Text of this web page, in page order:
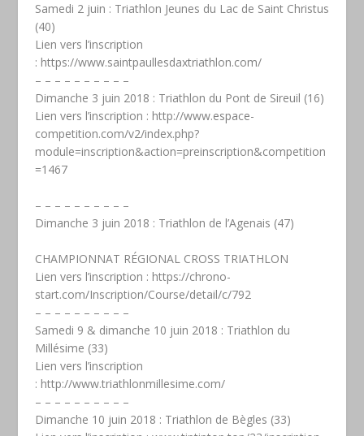
Samedi 2 juin : Triathlon Jeunes du Lac de Saint Christus
(40)
Lien vers l’inscription
: https://www.saintpaullesdaxtriathlon.com/
– – – – – – – – – –
Dimanche 3 juin 2018 : Triathlon du Pont de Sireuil (16)
Lien vers l’inscription : http://www.espace-
competition.com/v2/index.php?
module=inscription&action=preinscription&competition
=1467
– – – – – – – – – –
Dimanche 3 juin 2018 : Triathlon de l’Agenais (47)
CHAMPIONNAT RÉGIONAL CROSS TRIATHLON
Lien vers l’inscription : https://chrono-
start.com/Inscription/Course/detail/c/792
– – – – – – – – – –
Samedi 9 & dimanche 10 juin 2018 : Triathlon du
Millésime (33)
Lien vers l’inscription
: http://www.triathlonmillesime.com/
– – – – – – – – – –
Dimanche 10 juin 2018 : Triathlon de Bègles (33)